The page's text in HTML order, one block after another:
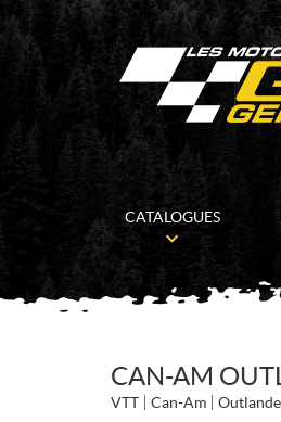
CATALOGUES
CAN-AM
VTT Can-Am